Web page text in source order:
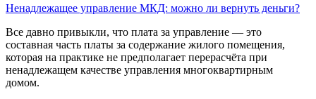
Ненадлежащее управление МКД: можно ли вернуть деньги?
Все давно привыкли, что плата за управление — это
составная часть платы за содержание жилого помещения,
которая на практике не предполагает перерасчёта при
ненадлежащем качестве управления многоквартирным
домом.